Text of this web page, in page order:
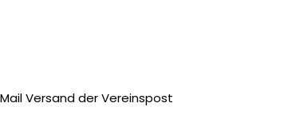
Versand der Vereinspost